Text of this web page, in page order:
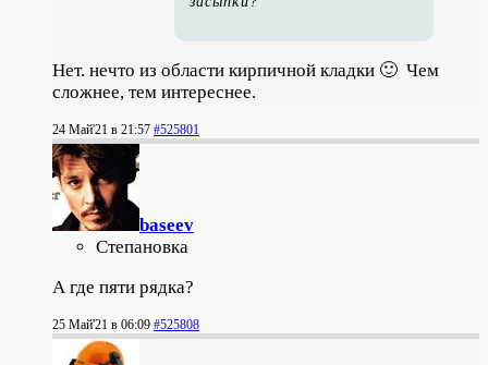
Нет. нечто из области кирпичной кладки 🙂 Чем
сложнее, тем интереснее.
24 Май'21 в 21:57 #525801
baseev
Степановка
А где пяти рядка?
25 Май'21 в 06:09 #525808